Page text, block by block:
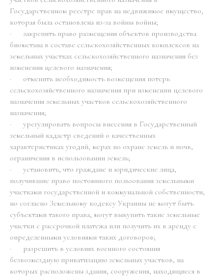
Государственном реестре прав на недвижимое имущество,
которая была остановлена из-за войны войны;
· закрепить право размещения объектов производства
биометана в составе сельскохозяйственных комплексов на
земельных участках сельскохозяйственного назначения без
изменения целевого назначения;
· отменить необходимость возмещения потерь
сельскохозяйственного назначения при изменении целевого
назначения земельных участков сельскохозяйственного
назначения;
· урегулировать вопросы внесения в Государственный
земельный кадастр сведений о качественных
характеристиках угодий, мерах по охране земель и почв,
ограничения в использовании земель;
· установить, что граждане и юридические лица,
получившие право постоянного пользования земельными
участками государственной и коммунальной собственности,
но согласно Земельному кодексу Украины не могут быть
субъектами такого права, могут выкупить такие земельные
участки с рассрочкой платежа или получить их в аренду с
определенными условиями таких договоров;
· разрешить в условиях военного состояния
безвозмездную приватизацию земельных участков, на
которых расположены здания, сооружения, находящиеся в